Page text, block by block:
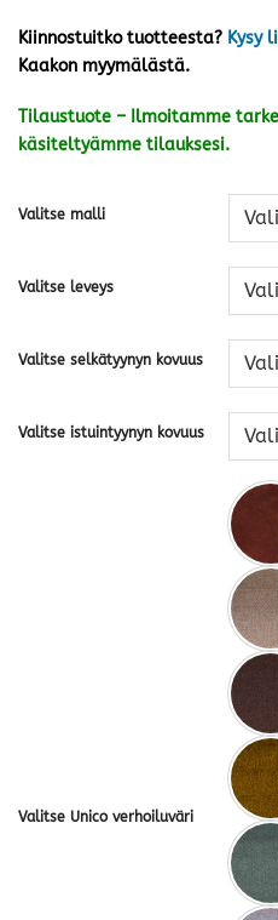
Kiinnostuitko tuotteesta? Kysy
Kaakon myymälästä.
Tilaustuote – Ilmoitamme
käsiteltyämme tilauksesi.
Valitse malli
Valitse leveys
Valitse selkätyynyn kovuus
Valitse istuintyynyn kovuus
Valitse Unico verhoiluväri